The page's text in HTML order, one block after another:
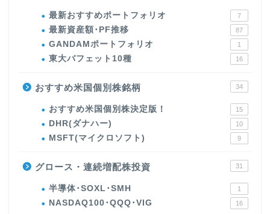
最新おすすめポートフォリオ 7
最新資産額･PF推移 87
GANDAMポートフォリオ 1
東大バフェット10種 16
おすすめ米国個別株銘柄 34
おすすめ米国個別株決定版！ 15
DHR(ダナハー) 10
MSFT(マイクロソフト) 9
グロース・連続増配株投資 31
半導体･SOXL･SMH 1
NASDAQ100･QQQ･VIG 16